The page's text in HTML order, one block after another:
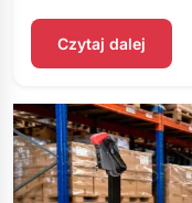
Czytaj dalej